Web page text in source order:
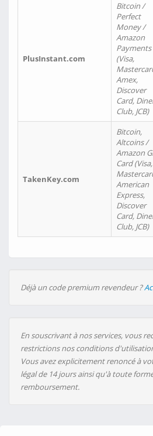
PlusInstant.com
Bitcoin /
Perfect
Money /
Amazon
Payments
(Visa,
Amex,
Discover
Card,
Club, JCB)
TakenKey.com
Bitcoin,
Altcoins /
Amazon
Card (Visa,
American
Express,
Discover
Card,
Club, JCB)
Déjà un code premium revendeur ?
En souscrivant à nos services, vous
restrictions nos conditions
Vous avez explicitement renoncé à
légal de 14 jours ainsi qu'à toute
remboursement.